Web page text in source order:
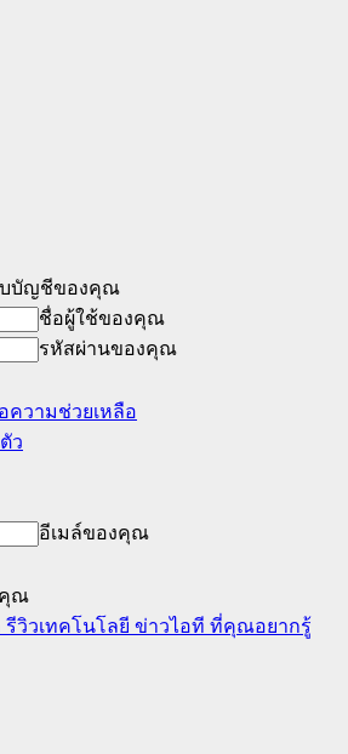
บบัญชีของคุณ
ชื่อผู้ใช้ของคุณ
รหัสผ่านของคุณ
ความช่วยเหลือ
ว
อีเมล์ของคุณ
คุณ
วิวเทคโนโลยี ข่าวไอที ที่คุณอยากรู้